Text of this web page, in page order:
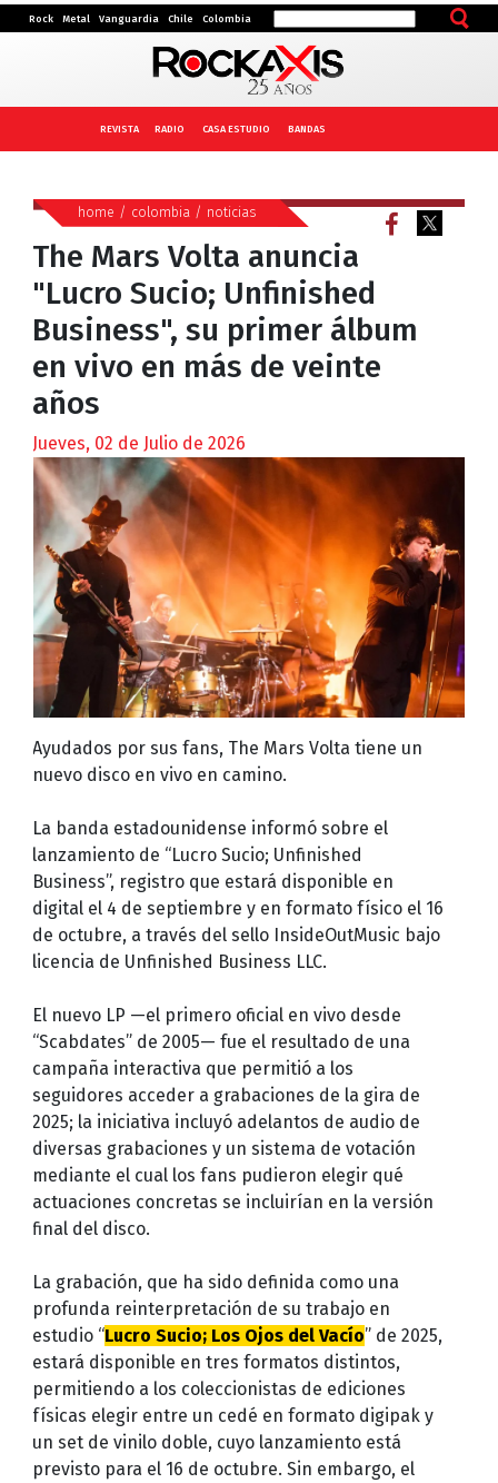
Rock Metal Vanguardia Chile Colombia
REVISTA RADIO CASA ESTUDIO BANDAS
home / colombia / noticias
The Mars Volta anuncia
"Lucro Sucio; Unfinished
Business", su primer álbum
en vivo en más de veinte
años
Jueves, 02 de Julio de 2026
Ayudados por sus fans, The Mars Volta tiene un
nuevo disco en vivo en camino.
La banda estadounidense informó sobre el
lanzamiento de “Lucro Sucio; Unfinished
Business”, registro que estará disponible en
digital el 4 de septiembre y en formato físico el 16
de octubre, a través del sello InsideOutMusic bajo
licencia de Unfinished Business LLC.
El nuevo LP —el primero oficial en vivo desde
“Scabdates” de 2005— fue el resultado de una
campaña interactiva que permitió a los
seguidores acceder a grabaciones de la gira de
2025; la iniciativa incluyó adelantos de audio de
diversas grabaciones y un sistema de votación
mediante el cual los fans pudieron elegir qué
actuaciones concretas se incluirían en la versión
final del disco.
La grabación, que ha sido definida como una
profunda reinterpretación de su trabajo en
estudio “Lucro Sucio; Los Ojos del Vacío” de 2025,
estará disponible en tres formatos distintos,
permitiendo a los coleccionistas de ediciones
físicas elegir entre un cedé en formato digipak y
un set de vinilo doble, cuyo lanzamiento está
previsto para el 16 de octubre. Sin embargo, el